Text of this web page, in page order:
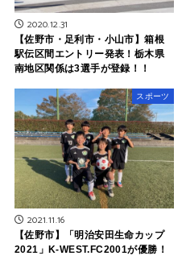
2020.12.31
【佐野市・足利市・小山市】箱根
駅伝区間エントリー発表！栃木県
南地区関係は3選手が登録！！
スポーツ
2021.11.16
【佐野市】「明治安田生命カップ
2021」K-WEST.FC2001が優勝！